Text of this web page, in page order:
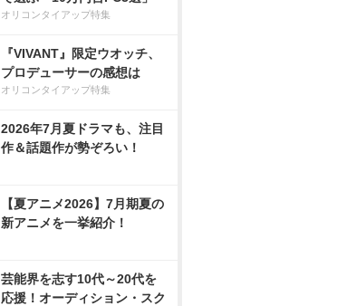
オリコンタイアップ特集
『VIVANT』限定ウオッチ、
プロデューサーの感想は
オリコンタイアップ特集
2026年7月夏ドラマも、注目
作＆話題作が勢ぞろい！
【夏アニメ2026】7月期夏の
新アニメを一挙紹介！
芸能界を志す10代～20代を
応援！オーディション・スク